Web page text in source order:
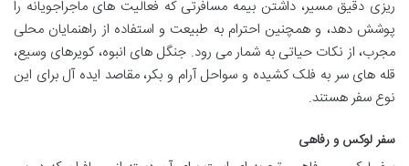
ریزی دقیق مسیر، داشتن بیمه مسافرتی که فعالیت های ماجراجویانه را
پوشش دهد، و همچنین احترام به طبیعت و استفاده از راهنمایان محلی
مجرب، از نکات حیاتی به شمار می رود. جنگل های انبوه، کویرهای وسیع،
قله های سر به فلک کشیده و سواحل آرام و بکر، مقاصد ایده آل برای این
نوع سفر هستند.
سفر لوکس و رفاهی